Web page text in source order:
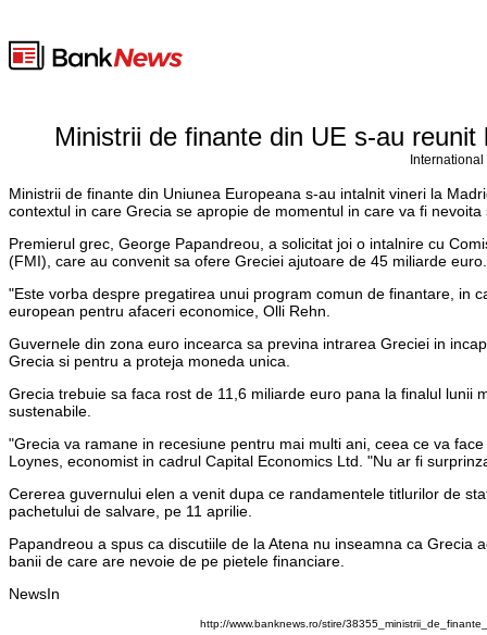
Ministrii de finante din UE s-au
Ministrii de finante din Uniunea Europeana s-au intalnit vineri la
contextul in care Grecia se apropie de momentul in care va fi
Premierul grec, George Papandreou, a solicitat joi o intalnire cu
(FMI), care au convenit sa ofere Greciei ajutoare de 45 miliarde
"Este vorba despre pregatirea unui program comun de finantare, in
european pentru afaceri economice, Olli Rehn.
Guvernele din zona euro incearca sa previna intrarea Greciei in
Grecia si pentru a proteja moneda unica.
Grecia trebuie sa faca rost de 11,6 miliarde euro pana la finalul
sustenabile.
"Grecia va ramane in recesiune pentru mai multi ani, ceea ce va
Loynes, economist in cadrul Capital Economics Ltd. "Nu ar fi
Cererea guvernului elen a venit dupa ce randamentele titlurilor de
pachetului de salvare, pe 11 aprilie.
Papandreou a spus ca discutiile de la Atena nu inseamna ca
banii de care are nevoie de pe pietele financiare.
NewsIn
http://www.banknews.ro/stire/